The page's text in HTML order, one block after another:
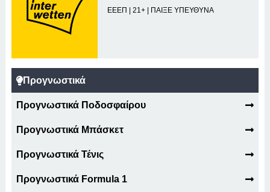
ΕΕΕΠ | 21+ | ΠΑΙΞΕ ΥΠΕΥΘΥΝΑ
Προγνωστικά
Προγνωστικά Ποδοσφαίρου
Προγνωστικά Μπάσκετ
Προγνωστικά Τένις
Προγνωστικά Formula 1